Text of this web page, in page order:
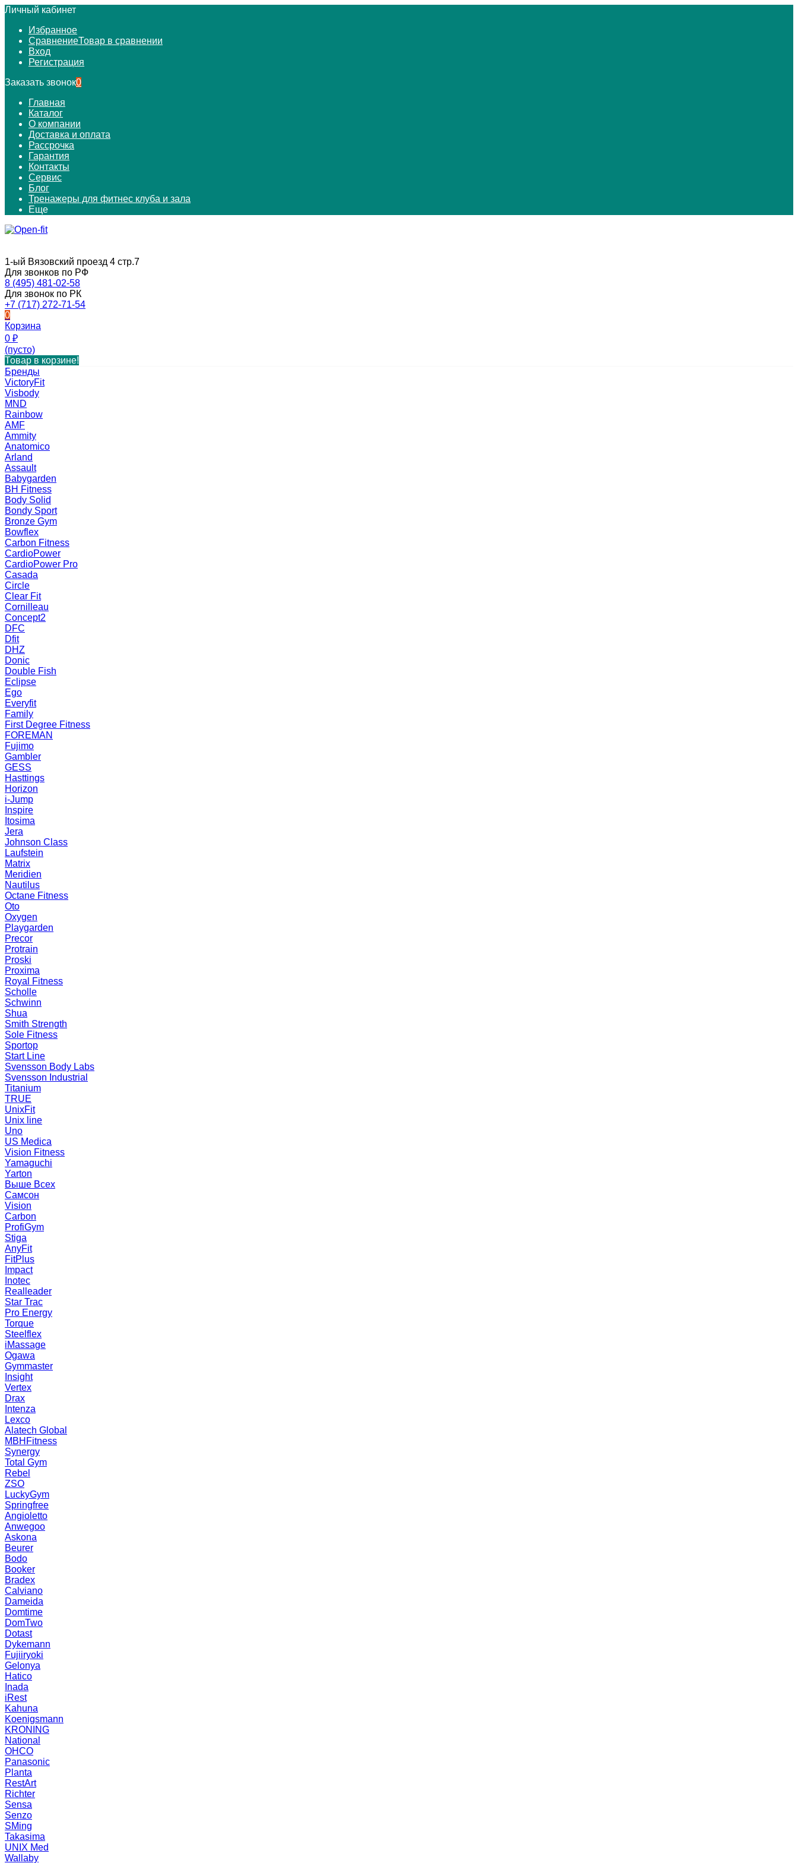
Личный кабинет
Избранное
СравнениеТовар в сравнении
Вход
Регистрация
Заказать звонок0
Главная
Каталог
О компании
Доставка и оплата
Рассрочка
Гарантия
Контакты
Сервис
Блог
Тренажеры для фитнес клуба и зала
Еще
1-ый Вязовский проезд 4 стр.7
Для звонков по РФ
8 (495) 481-02-58
Для звонок по РК
+7 (717) 272-71-54
0
Корзина
0 ₽
(пусто)
Товар в корзине!
Бренды
VictoryFit
Visbody
MND
Rainbow
AMF
Ammity
Anatomico
Arland
Assault
Babygarden
BH Fitness
Body Solid
Bondy Sport
Bronze Gym
Bowflex
Carbon Fitness
CardioPower
CardioPower Pro
Casada
Circle
Clear Fit
Cornilleau
Concept2
DFC
Dfit
DHZ
Donic
Double Fish
Eclipse
Ego
Everyfit
Family
First Degree Fitness
FOREMAN
Fujimo
Gambler
GESS
Hasttings
Horizon
i-Jump
Inspire
Itosima
Jera
Johnson Class
Laufstein
Matrix
Meridien
Nautilus
Octane Fitness
Oto
Oxygen
Playgarden
Precor
Protrain
Proski
Proxima
Royal Fitness
Scholle
Schwinn
Shua
Smith Strength
Sole Fitness
Sportop
Start Line
Svensson Body Labs
Svensson Industrial
Titanium
TRUE
UnixFit
Unix line
Uno
US Medica
Vision Fitness
Yamaguchi
Yarton
Выше Всех
Самсон
Vision
Carbon
ProfiGym
Stiga
AnyFit
FitPlus
Impact
Inotec
Realleader
Star Trac
Pro Energy
Torque
Steelflex
iMassage
Ogawa
Gymmaster
Insight
Vertex
Drax
Intenza
Lexco
Alatech Global
MBHFitness
Synergy
Total Gym
Rebel
ZSO
LuckyGym
Springfree
Angioletto
Anwegoo
Askona
Beurer
Bodo
Booker
Bradex
Calviano
Dameida
Domtime
DomTwo
Dotast
Dykemann
Fujiiryoki
Gelonya
Hatico
Inada
iRest
Kahuna
Koenigsmann
KRONING
National
OHCO
Panasonic
Planta
RestArt
Richter
Sensa
Senzo
SMing
Takasima
UNIX Med
Wallaby